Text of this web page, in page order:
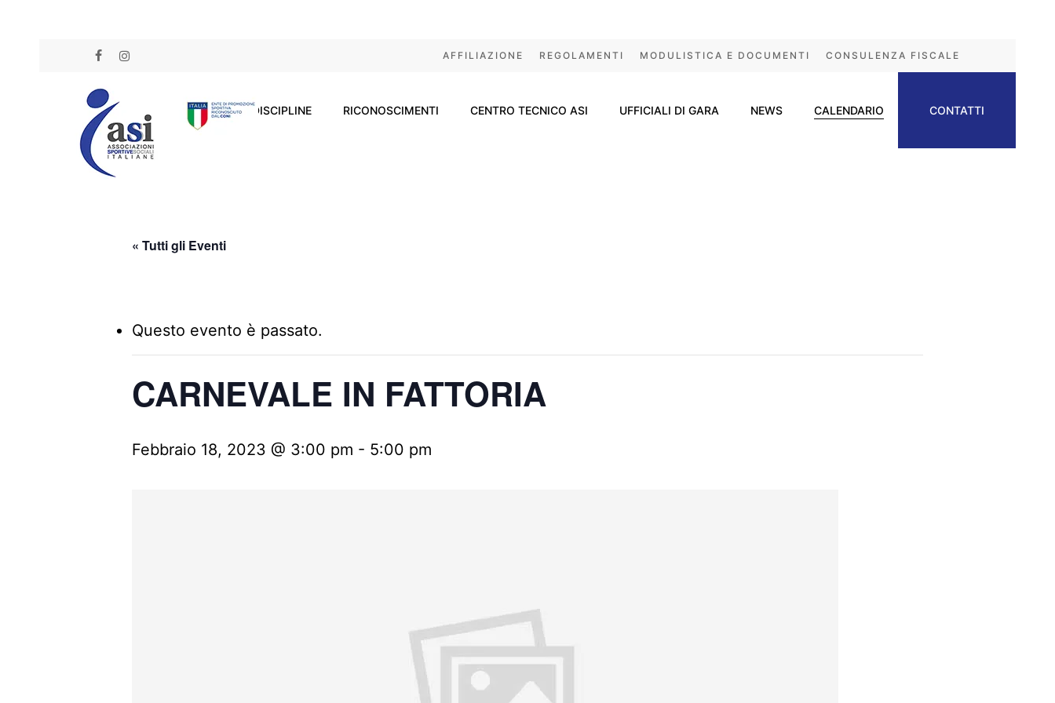
FACEBOOK
INSTAGRAM
AFFILIAZIONE REGOLAMENTI MODULISTICA E DOCUMENTI CONSULENZA FISCALE
DISCIPLINE RICONOSCIMENTI CENTRO TECNICO ASI UFFICIALI DI GARA NEWS CALENDARIO CONTATTI
« Tutti gli Eventi
Questo evento è passato.
CARNEVALE IN FATTORIA
Febbraio 18, 2023 @ 3:00 pm - 5:00 pm